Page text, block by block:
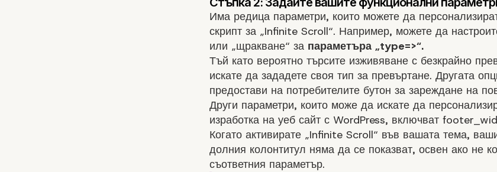
Има редица параметри, които можете да
скрипт за „Infinite Scroll“. Например, можете да
или „щракване“ за параметъра „type=>“.
Тъй като вероятно търсите изживяване с безкрайно
искате да зададете своя тип за превъртане. Другата
предостави на потребителите бутон за зареждане на
Други параметри, които може да искате да
изработка на уеб сайт с WordPress, включват
Когато активирате „Infinite Scroll“ във вашата тема,
долния колонтитул няма да се показват, освен ако не
съответния параметър.